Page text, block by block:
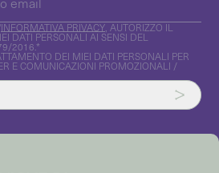
INFORMATIVA PRIVACY , AUTORIZZO IL
DATI PERSONALI AI SENSI DEL
2016.*
DEI MIEI DATI PERSONALI PER
E COMUNICAZIONI PROMOZIONALI /